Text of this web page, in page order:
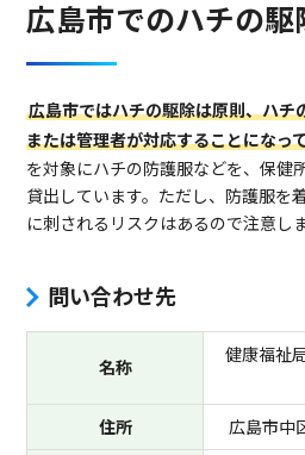
広島市でのハチの駆
広島市ではハチの駆除は原則、ハチ
または管理者が対応することになっ
を対象にハチの防護服などを、保健
貸出しています。ただし、防護服を
に刺されるリスクはあるので注意し
問い合わせ先
名称
健康福祉
住所 広島市中